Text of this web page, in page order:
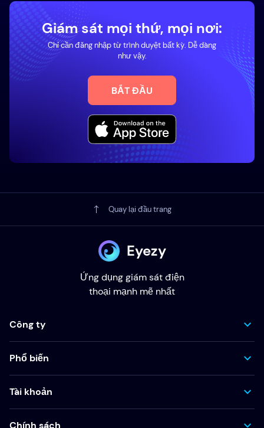
Giám sát mọi thứ, mọi nơi:
Chỉ cần đăng nhập từ trình duyệt bất kỳ. Dễ dàng
như vậy.
BẮT ĐẦU
Quay lại đầu trang
Eyezy
Ứng dụng giám sát điện
thoại mạnh mẽ nhất
Công ty
Phổ biến
Tài khoản
Chính sách